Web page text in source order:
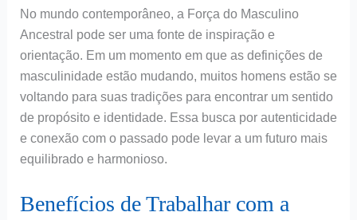
No mundo contemporâneo, a Força do Masculino
Ancestral pode ser uma fonte de inspiração e
orientação. Em um momento em que as definições de
masculinidade estão mudando, muitos homens estão se
voltando para suas tradições para encontrar um sentido
de propósito e identidade. Essa busca por autenticidade
e conexão com o passado pode levar a um futuro mais
equilibrado e harmonioso.
Benefícios de Trabalhar com a